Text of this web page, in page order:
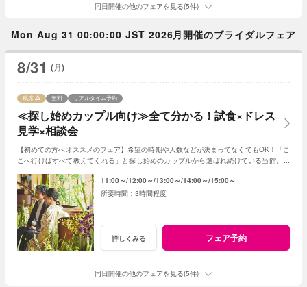
同日開催の他のフェアを見る(5件)
Mon Aug 31 00:00:00 JST 2026月開催のブライダルフェア
8/31 (月)
≪探し始めカップル向け≫全て分かる！試食×ドレス
見学×相談会
残席 無料 リアルタイム予約
【初めての方へオススメのフェア】希望の時期や人数などが決まってなくてもOK！「こ
こへ行けばすべて教えてくれる」と探し始めのカップルから選ばれ続けている当館。お
11:00～ 12:00～ 13:00～ 14:00～ 15:00～
3時間程度
詳しくみる フェア予約
同日開催の他のフェアを見る(5件)